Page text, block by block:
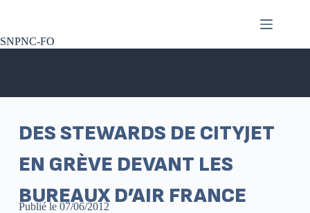
SNPNC-FO
DES STEWARDS DE CITYJET
EN GRÈVE DEVANT LES
BUREAUX D’AIR FRANCE
Publié le 07/06/2012